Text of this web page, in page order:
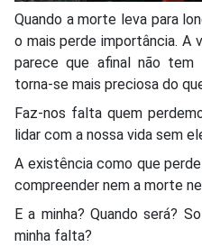
Quando a morte leva para
o mais perde importância. A
parece que afinal não tem
torna-se mais preciosa do
Faz-nos falta quem
lidar com a nossa vida sem
A existência como que
compreender nem a morte
E a minha? Quando será?
minha falta?